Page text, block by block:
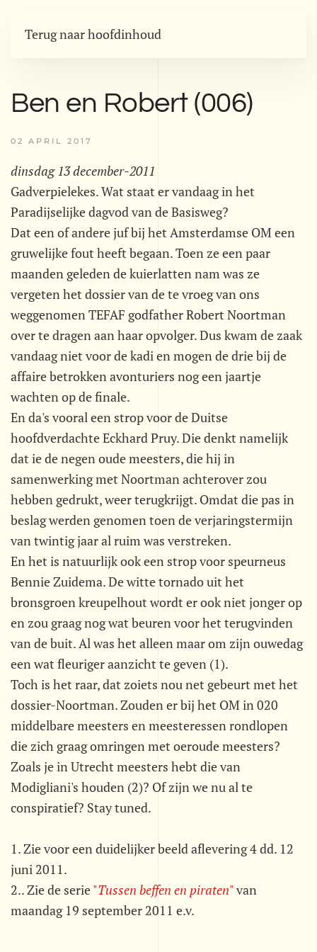
Terug naar hoofdinhoud
Ben en Robert (006)
02 APRIL 2017
dinsdag 13 december-2011
Gadverpielekes. Wat staat er vandaag in het
Paradijselijke dagvod van de Basisweg?
Dat een of andere juf bij het Amsterdamse OM een
gruwelijke fout heeft begaan. Toen ze een paar
maanden geleden de kuierlatten nam was ze
vergeten het dossier van de te vroeg van ons
weggenomen TEFAF godfather Robert Noortman
over te dragen aan haar opvolger. Dus kwam de zaak
vandaag niet voor de kadi en mogen de drie bij de
affaire betrokken avonturiers nog een jaartje
wachten op de finale.
En da's vooral een strop voor de Duitse
hoofdverdachte Eckhard Pruy. Die denkt namelijk
dat ie de negen oude meesters, die hij in
samenwerking met Noortman achterover zou
hebben gedrukt, weer terugkrijgt. Omdat die pas in
beslag werden genomen toen de verjaringstermijn
van twintig jaar al ruim was verstreken.
En het is natuurlijk ook een strop voor speurneus
Bennie Zuidema. De witte tornado uit het
bronsgroen kreupelhout wordt er ook niet jonger op
en zou graag nog wat beuren voor het terugvinden
van de buit. Al was het alleen maar om zijn ouwedag
een wat fleuriger aanzicht te geven (1).
Toch is het raar, dat zoiets nou net gebeurt met het
dossier-Noortman. Zouden er bij het OM in 020
middelbare meesters en meesteressen rondlopen
die zich graag omringen met oeroude meesters?
Zoals je in Utrecht meesters hebt die van
Modigliani's houden (2)? Of zijn we nu al te
conspiratief? Stay tuned.
1. Zie voor een duidelijker beeld aflevering 4 dd. 12
juni 2011.
2.. Zie de serie"Tussen beffen en piraten"van
maandag 19 september 2011 e.v.